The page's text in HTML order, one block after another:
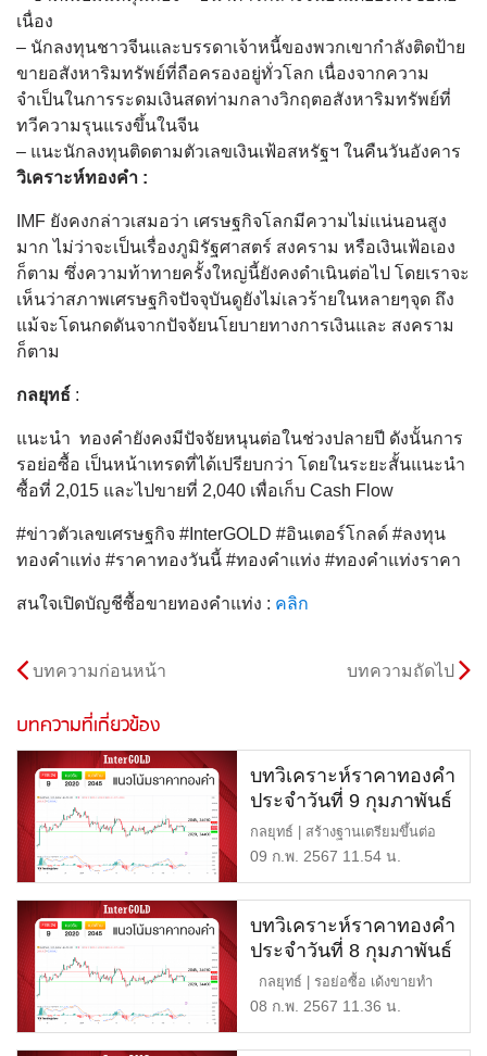
เนื่อง
– นักลงทุนชาวจีนและบรรดาเจ้าหนี้ของพวกเขากำลังติดป้าย
ขายอสังหาริมทรัพย์ที่ถือครองอยู่ทั่วโลก เนื่องจากความ
จำเป็นในการระดมเงินสดท่ามกลางวิกฤตอสังหาริมทรัพย์ที่
ทวีความรุนแรงขึ้นในจีน
– แนะนักลงทุนติดตามตัวเลขเงินเฟ้อสหรัฐฯ ในคืนวันอังคาร
วิเคราะห์ทองคำ :
IMF ยังคงกล่าวเสมอว่า เศรษฐกิจโลกมีความไม่แน่นอนสูง
มาก ไม่ว่าจะเป็นเรื่องภูมิรัฐศาสตร์ สงคราม หรือเงินเฟ้อเอง
ก็ตาม ซึ่งความท้าทายครั้งใหญ่นี้ยังคงดำเนินต่อไป โดยเราจะ
เห็นว่าสภาพเศรษฐกิจปัจจุบันดูยังไม่เลวร้ายในหลายๆจุด ถึง
แม้จะโดนกดดันจากปัจจัยนโยบายทางการเงินและ สงคราม
ก็ตาม
กลยุทธ์ :
แนะนํา ทองคำยังคงมีปัจจัยหนุนต่อในช่วงปลายปี ดังนั้นการ
รอย่อซื้อ เป็นหน้าเทรดที่ได้เปรียบกว่า โดยในระยะสั้นแนะนำ
ซื้อที่ 2,015 และไปขายที่ 2,040 เพื่อเก็บ Cash Flow
#ข่าวตัวเลขเศรษฐกิจ #InterGOLD #อินเตอร์โกลด์ #ลงทุน
ทองคำแท่ง #ราคาทองวันนี้ #ทองคำแท่ง #ทองคำแท่งราคา
สนใจเปิดบัญชีซื้อขายทองคำแท่ง : คลิก
บทความก่อนหน้า บทความถัดไป
บทความที่เกี่ยวข้อง
บทวิเคราะห์ราคาทองคำ
ประจำวันที่ 9 กุมภาพันธ์
2567
กลยุทธ์ | สร้างฐานเตรียมขึ้นต่อ
แนวต้าน | 2,045 หรือ 34 […]
09 ก.พ. 2567 11.54 น.
บทวิเคราะห์ราคาทองคำ
ประจำวันที่ 8 กุมภาพันธ์
2567
กลยุทธ์ | รอย่อซื้อ เด้งขายทำ
กำไร แนวต้าน | 2,04 […]
08 ก.พ. 2567 11.36 น.